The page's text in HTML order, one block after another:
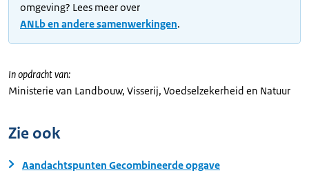
omgeving? Lees meer over
ANLb en andere samenwerkingen.
In opdracht van:
Ministerie van Landbouw, Visserij, Voedselzekerheid en Natuur
Zie ook
Aandachtspunten Gecombineerde opgave